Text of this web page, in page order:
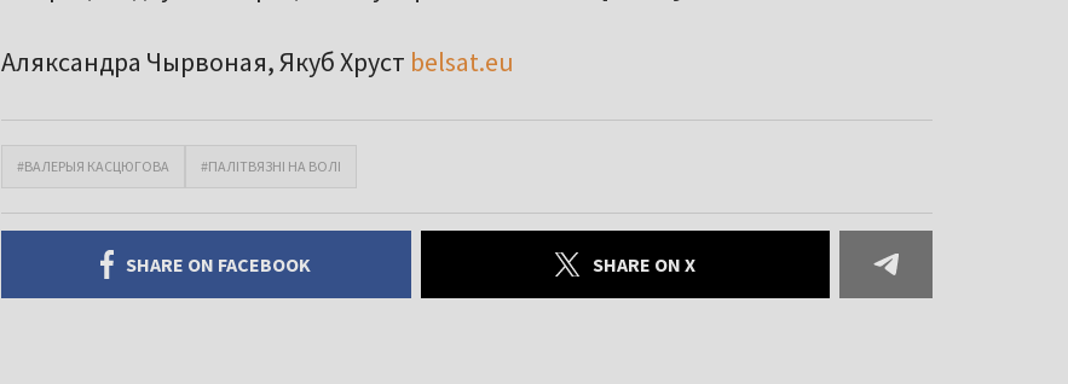
Аляксандра Чырвоная, Якуб Хруст belsat.eu
#ВАЛЕРЫЯ КАСЦЮГОВА #ПАЛІТВЯЗНІ НА ВОЛІ
SHARE ON FACEBOOK SHARE ON X